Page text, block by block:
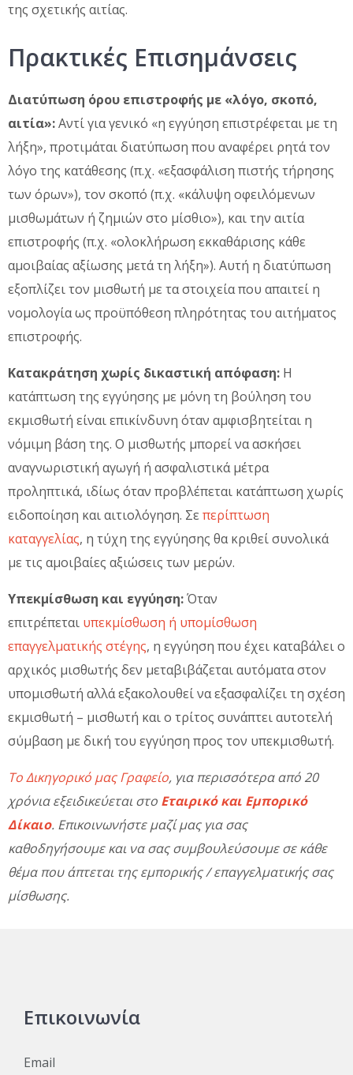
της σχετικής αιτίας.
Πρακτικές Επισημάνσεις
Διατύπωση όρου επιστροφής με «λόγο, σκοπό,
αιτία»:Αντί για γενικό «η εγγύηση επιστρέφεται με τη
λήξη», προτιμάται διατύπωση που αναφέρει ρητά τον
λόγο της κατάθεσης (π.χ. «εξασφάλιση πιστής τήρησης
των όρων»), τον σκοπό (π.χ. «κάλυψη οφειλόμενων
μισθωμάτων ή ζημιών στο μίσθιο»), και την αιτία
επιστροφής (π.χ. «ολοκλήρωση εκκαθάρισης κάθε
αμοιβαίας αξίωσης μετά τη λήξη»). Αυτή η διατύπωση
εξοπλίζει τον μισθωτή με τα στοιχεία που απαιτεί η
νομολογία ως προϋπόθεση πληρότητας του αιτήματος
επιστροφής.
Κατακράτηση χωρίς δικαστική απόφαση: Η
κατάπτωση της εγγύησης με μόνη τη βούληση του
εκμισθωτή είναι επικίνδυνη όταν αμφισβητείται η
νόμιμη βάση της. Ο μισθωτής μπορεί να ασκήσει
αναγνωριστική αγωγή ή ασφαλιστικά μέτρα
προληπτικά, ιδίως όταν προβλέπεται κατάπτωση χωρίς
ειδοποίηση και αιτιολόγηση. Σε περίπτωση
καταγγελίας, η τύχη της εγγύησης θα κριθεί συνολικά
με τις αμοιβαίες αξιώσεις των μερών.
Υπεκμίσθωση και εγγύηση:Όταν
επιτρέπεται υπεκμίσθωση ή υπομίσθωση
επαγγελματικής στέγης, η εγγύηση που έχει καταβάλει ο
αρχικός μισθωτής δεν μεταβιβάζεται αυτόματα στον
υπομισθωτή αλλά εξακολουθεί να εξασφαλίζει τη σχέση
εκμισθωτή – μισθωτή και ο τρίτος συνάπτει αυτοτελή
σύμβαση με δική του εγγύηση προς τον υπεκμισθωτή.
Το Δικηγορικό μας Γραφείο, για περισσότερα από 20
χρόνια εξειδικεύεται στο Εταιρικό και Εμπορικό
Δίκαιο. Επικοινωνήστε μαζί μας για σας
καθοδηγήσουμε και να σας συμβουλεύσουμε σε κάθε
θέμα που άπτεται της εμπορικής / επαγγελματικής σας
μίσθωσης.
Επικοινωνία
Email